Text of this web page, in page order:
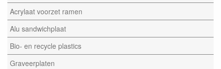
Acrylaat voorzet ramen
Alu sandwichplaat
Bio- en recycle plastics
Graveerplaten